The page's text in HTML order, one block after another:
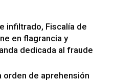
infiltrado, Fiscalía de
en flagrancia y
dedicada al fraude
orden de aprehensión